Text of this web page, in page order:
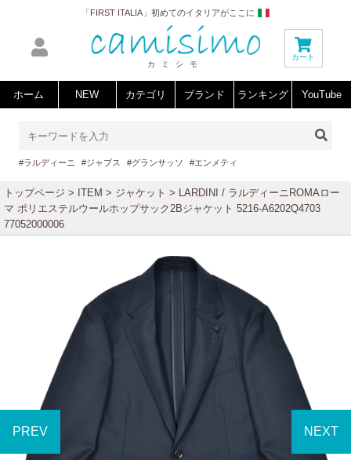
「FIRST ITALIA」初めてのイタリアがここに
カミシモ
カート
ホーム NEW カテゴリ ブランド ランキング YouTube
#ラルディーニ #ジャブス #グランサッソ #エンメティ
トップページ > ITEM > ジャケット > LARDINI / ラルディーニROMAロー
マ ポリエステルウールホップサック2Bジャケット 5216-A6202Q4703
77052000006